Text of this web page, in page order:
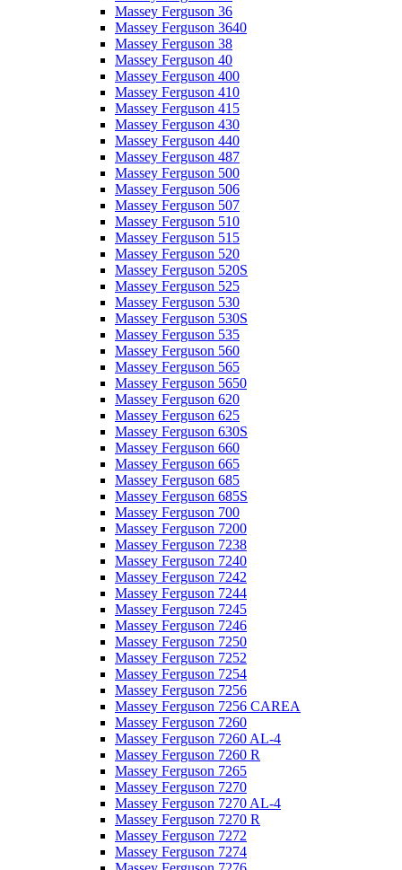
Massey Ferguson 36
Massey Ferguson 3640
Massey Ferguson 38
Massey Ferguson 40
Massey Ferguson 400
Massey Ferguson 410
Massey Ferguson 415
Massey Ferguson 430
Massey Ferguson 440
Massey Ferguson 487
Massey Ferguson 500
Massey Ferguson 506
Massey Ferguson 507
Massey Ferguson 510
Massey Ferguson 515
Massey Ferguson 520
Massey Ferguson 520S
Massey Ferguson 525
Massey Ferguson 530
Massey Ferguson 530S
Massey Ferguson 535
Massey Ferguson 560
Massey Ferguson 565
Massey Ferguson 5650
Massey Ferguson 620
Massey Ferguson 625
Massey Ferguson 630S
Massey Ferguson 660
Massey Ferguson 665
Massey Ferguson 685
Massey Ferguson 685S
Massey Ferguson 700
Massey Ferguson 7200
Massey Ferguson 7238
Massey Ferguson 7240
Massey Ferguson 7242
Massey Ferguson 7244
Massey Ferguson 7245
Massey Ferguson 7246
Massey Ferguson 7250
Massey Ferguson 7252
Massey Ferguson 7254
Massey Ferguson 7256
Massey Ferguson 7256 CAREA
Massey Ferguson 7260
Massey Ferguson 7260 AL-4
Massey Ferguson 7260 R
Massey Ferguson 7265
Massey Ferguson 7270
Massey Ferguson 7270 AL-4
Massey Ferguson 7270 R
Massey Ferguson 7272
Massey Ferguson 7274